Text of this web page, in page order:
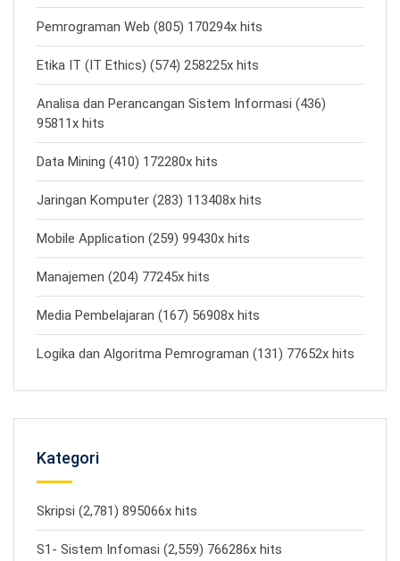
Pemrograman Web (805) 170294x hits
Etika IT (IT Ethics) (574) 258225x hits
Analisa dan Perancangan Sistem Informasi (436)
95811x hits
Data Mining (410) 172280x hits
Jaringan Komputer (283) 113408x hits
Mobile Application (259) 99430x hits
Manajemen (204) 77245x hits
Media Pembelajaran (167) 56908x hits
Logika dan Algoritma Pemrograman (131) 77652x hits
Kategori
Skripsi (2,781) 895066x hits
S1- Sistem Infomasi (2,559) 766286x hits